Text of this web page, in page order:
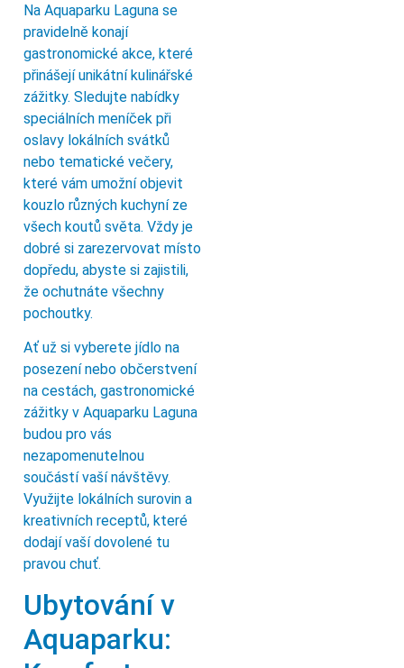
Na Aquaparku Laguna se
pravidelně konají
gastronomické akce, které
přinášejí unikátní kulinářské
zážitky. Sledujte nabídky
speciálních meníček při
oslavy lokálních svátků
nebo tematické večery,
které vám umožní objevit
kouzlo různých kuchyní ze
všech koutů světa. Vždy je
dobré si zarezervovat místo
dopředu, abyste si zajistili,
že ochutnáte všechny
pochoutky.
Ať už si vyberete jídlo na
posezení nebo občerstvení
na cestách, gastronomické
zážitky v Aquaparku Laguna
budou pro vás
nezapomenutelnou
součástí vaší návštěvy.
Využijte lokálních surovin a
kreativních receptů, které
dodají vaší dovolené tu
pravou chuť.
Ubytování v
Aquaparku: